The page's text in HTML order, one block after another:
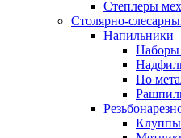
Степлеры
Столярно-
Напильники
Наборы
По
Клуппы